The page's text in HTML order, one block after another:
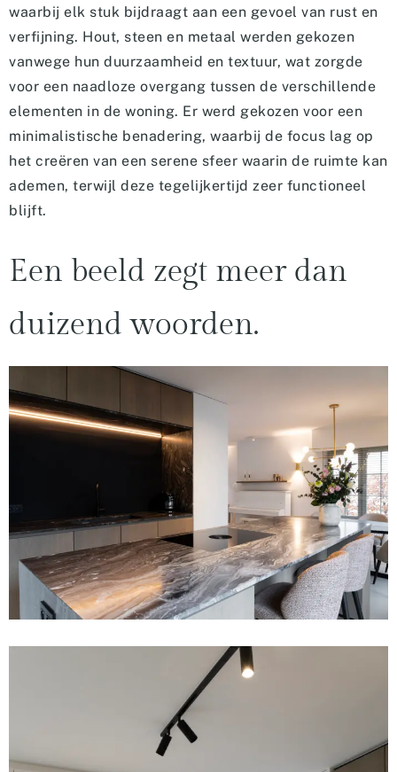
waarbij elk stuk bijdraagt aan een gevoel van rust en
verfijning. Hout, steen en metaal werden gekozen
vanwege hun duurzaamheid en textuur, wat zorgde
voor een naadloze overgang tussen de verschillende
elementen in de woning. Er werd gekozen voor een
minimalistische benadering, waarbij de focus lag op
het creëren van een serene sfeer waarin de ruimte kan
ademen, terwijl deze tegelijkertijd zeer functioneel
blijft.
Een beeld zegt meer dan
duizend woorden.